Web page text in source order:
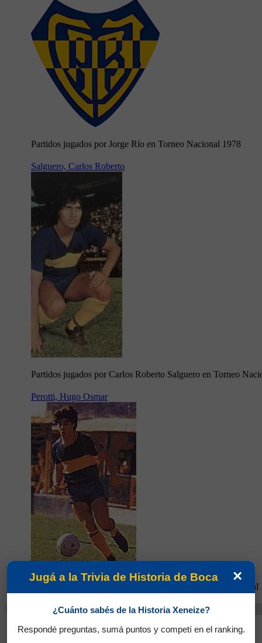
Partidos jugados por Jorge Río en Torneo Nacional 1978
Salguero, Carlos Roberto
Partidos jugados por Carlos Roberto Salguero en Torneo
Perotti, Hugo Osmar
Partidos jugados por Hugo Osmar Perotti en Torneo Nacional
Cambios
×
Jugá a la Trivia de Historia de Boca
¿Cuánto sabés de la Historia Xeneize?
Respondé preguntas, sumá puntos y competí en el ranking.